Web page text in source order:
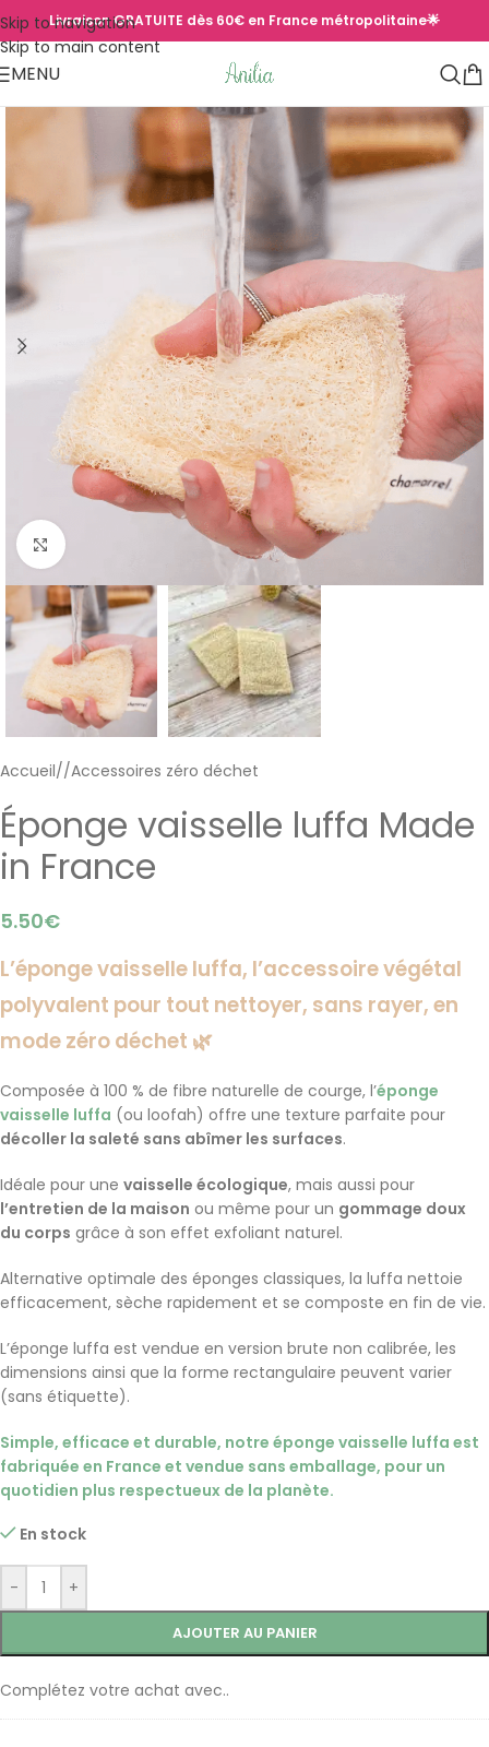
Skip to navigation
Skip to main content
Livraison GRATUITE dès 60€ en France métropolitaine🌟
MENU
Cliquer pour agrandir
Accueil/ Accessoires zéro déchet
Éponge vaisselle luffa Made
in France
5.50€
L’éponge vaisselle luffa, l’accessoire végétal
polyvalent pour tout nettoyer, sans rayer, en
mode zéro déchet 🌿
Composée à 100 % de fibre naturelle de courge, l’éponge
vaisselle luffa (ou loofah) offre une texture parfaite pour
décoller la saleté sans abîmer les surfaces.
Idéale pour une vaisselle écologique, mais aussi pour
l’entretien de la maison ou même pour un gommage doux
du corps grâce à son effet exfoliant naturel.
Alternative optimale des éponges classiques, la luffa nettoie
efficacement, sèche rapidement et se composte en fin de vie.
L’éponge luffa est vendue en version brute non calibrée, les
dimensions ainsi que la forme rectangulaire peuvent varier
(sans étiquette).
Simple, efficace et durable, notre éponge vaisselle luffa est
fabriquée en France et vendue sans emballage, pour un
quotidien plus respectueux de la planète.
En stock
- +
AJOUTER AU PANIER
Complétez votre achat avec..